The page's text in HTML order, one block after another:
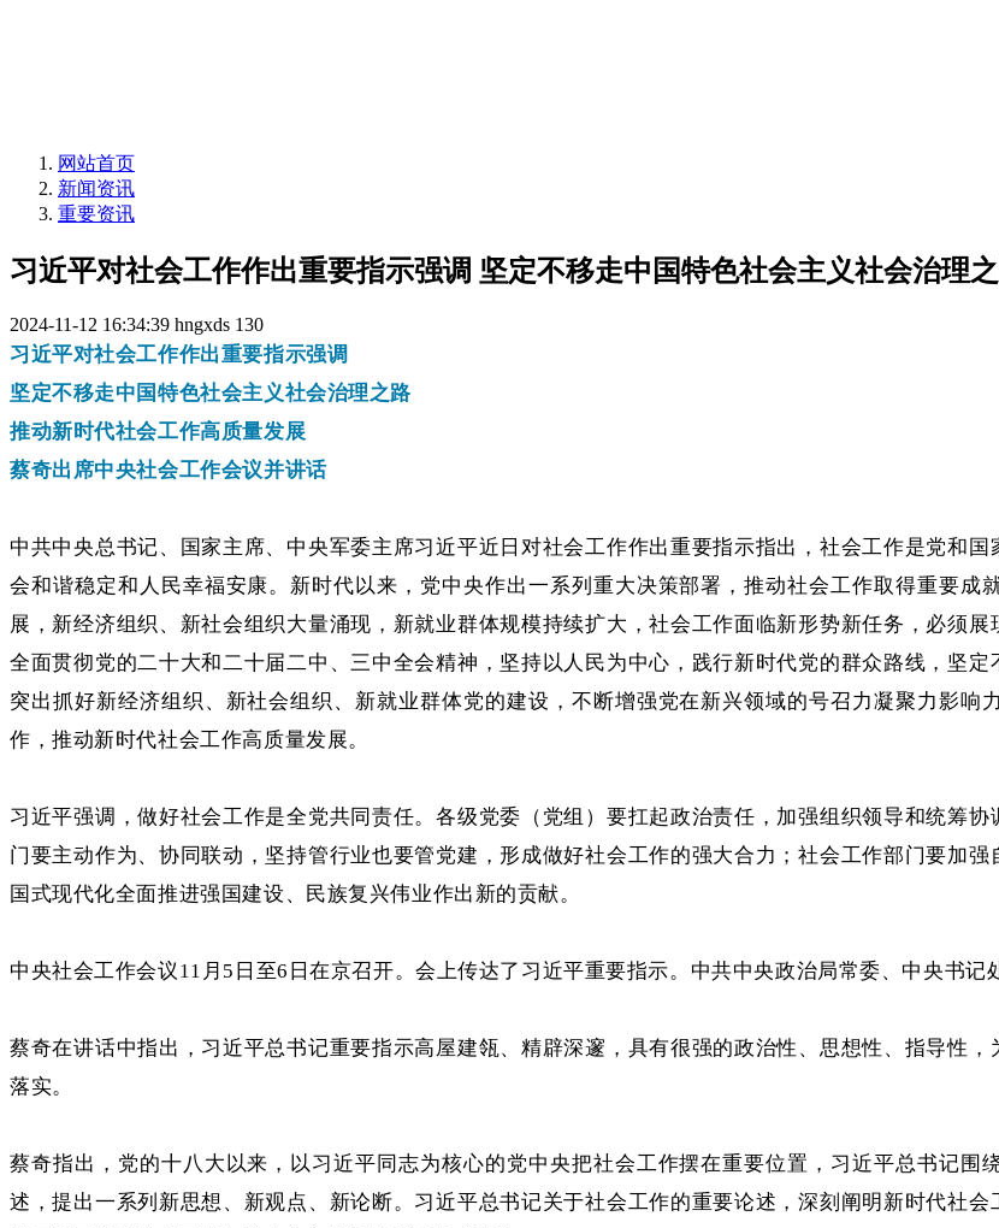
网站首页
新闻资讯
重要资讯
习近平对社会工作作出重要指示强调 坚定不移走中国特色社会主义社会治理
2024-11-12 16:34:39 hngxds 130
习近平对社会工作作出重要指示强调
坚定不移走中国特色社会主义社会治理之路
推动新时代社会工作高质量发展
蔡奇出席中央社会工作会议并讲话
中共中央总书记、国家主席、中央军委主席习近平近日对社会工作作出重要指示指出，社会工作是党和
会和谐稳定和人民幸福安康。新时代以来，党中央作出一系列重大决策部署，推动社会工作取得重要
展，新经济组织、新社会组织大量涌现，新就业群体规模持续扩大，社会工作面临新形势新任务，必须
全面贯彻党的二十大和二十届二中、三中全会精神，坚持以人民为中心，践行新时代党的群众路线，坚
突出抓好新经济组织、新社会组织、新就业群体党的建设，不断增强党在新兴领域的号召力凝聚力影
作，推动新时代社会工作高质量发展。
习近平强调，做好社会工作是全党共同责任。各级党委（党组）要扛起政治责任，加强组织领导和统筹
门要主动作为、协同联动，坚持管行业也要管党建，形成做好社会工作的强大合力；社会工作部门要加
国式现代化全面推进强国建设、民族复兴伟业作出新的贡献。
中央社会工作会议11月5日至6日在京召开。会上传达了习近平重要指示。中共中央政治局常委、中央书记
蔡奇在讲话中指出，习近平总书记重要指示高屋建瓴、精辟深邃，具有很强的政治性、思想性、指导性
落实。
蔡奇指出，党的十八大以来，以习近平同志为核心的党中央把社会工作摆在重要位置，习近平总书记
述，提出一系列新思想、新观点、新论断。习近平总书记关于社会工作的重要论述，深刻阐明新时代社